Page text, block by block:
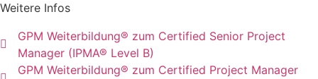
Weitere Infos
GPM Weiterbildung® zum Certified Senior Project
Manager (IPMA® Level B)
GPM Weiterbildung® zum Certified Project Manager